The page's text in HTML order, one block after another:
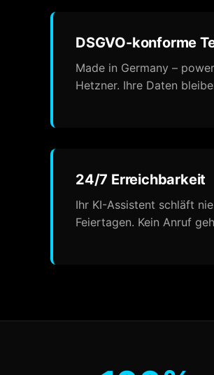
DSGVO-konforme
Made in Germany –
Hetzner. Ihre Daten
24/7 Erreichbarkeit
Ihr KI-Assistent schläft
Feiertagen. Kein Anruf